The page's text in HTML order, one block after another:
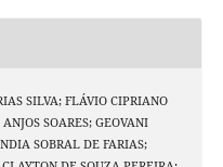
SILVA; FLÁVIO CIPRIANO
SOARES; GEOVANI
SOBRAL DE FARIAS;